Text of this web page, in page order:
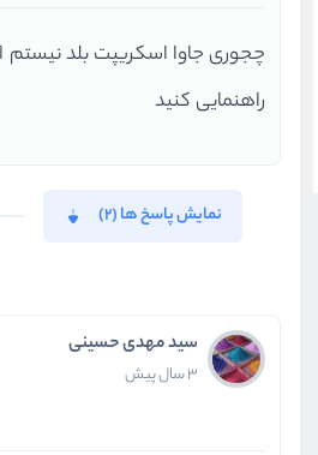
چجوری جاوا اسکریپت بلد نیستم
راهنمایی کنید
نمایش پاسخ ها (2)
سید مهدی حسینی
3 سال پیش